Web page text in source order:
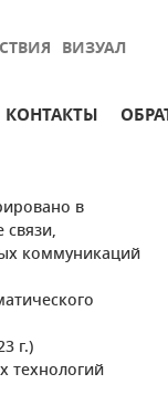
ВИЗУАЛ
КОНТАКТЫ
в
коммуникаций
г.)
технологий